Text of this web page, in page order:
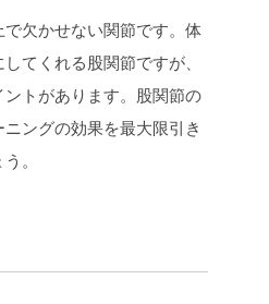
欠かせない関節です。体
てくれる股関節ですが、
トがあります。股関節の
ングの効果を最大限引き
。